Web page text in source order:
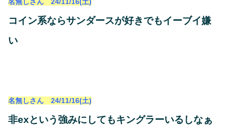
コイン系ならサンダースが好きでもイーブイ嫌
い
名無しさん 24/11/16(土)
非exという強みにしてもキングラーいるしなぁ